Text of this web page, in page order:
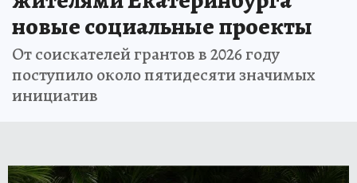
новые социальные проекты
От соискателей грантов в 2026 году
поступило около пятидесяти значимых
инициатив